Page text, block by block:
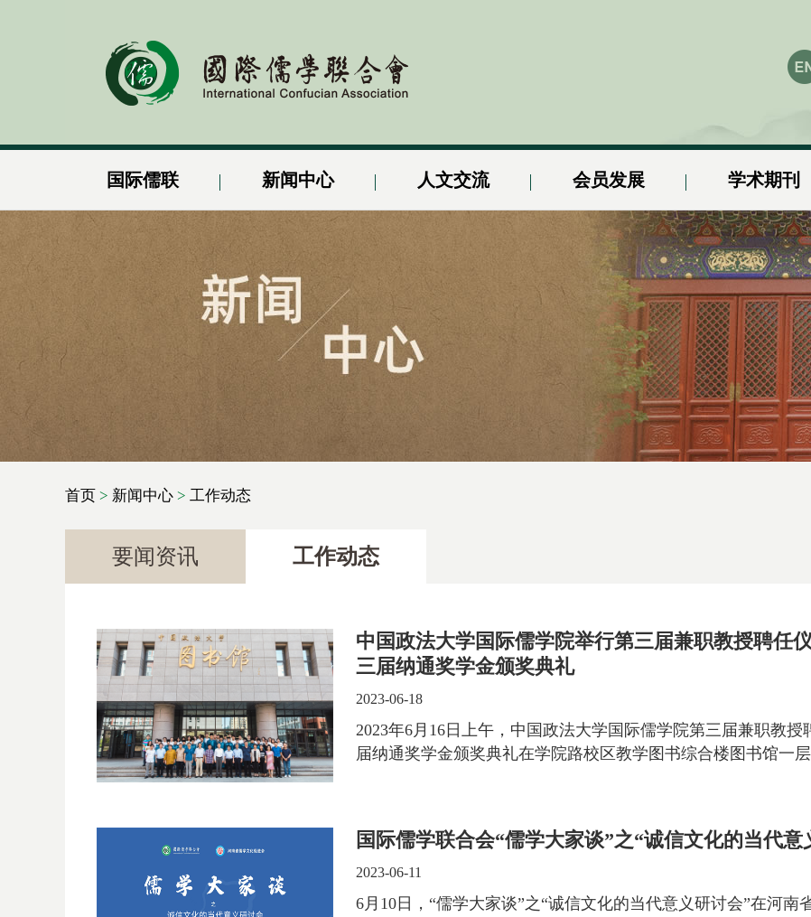
国际儒联 新闻中心 人文交流 会员发展 学术期刊
首页 > 新闻中心 > 工作动态
要闻资讯 工作动态
中国政法大学国际儒学院举行第三届兼职教授聘任
三届纳通奖学金颁奖典礼
2023-06-18
2023年6月16日上午，中国政法大学国际儒学院第三届兼职教
届纳通奖学金颁奖典礼在学院路校区教学图书综合楼图书馆一层
国际儒学联合会“儒学大家谈”之“诚信文化的当代
2023-06-11
6月10日，“儒学大家谈”之“诚信文化的当代意义研讨会”在河